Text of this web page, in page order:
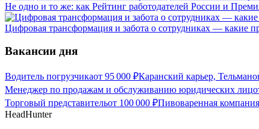
Не одно и то же: как Рейтинг работодателей России и
Цифровая трансформация и забота о сотрудниках — какие
Вакансии дня
Водитель погрузчикаот 95 000 ₽Каранский карьер,
Менеджер по продажам и обслуживанию юридических лиц
Торговый представительот 100 000 ₽Пивоваренная
HeadHunter